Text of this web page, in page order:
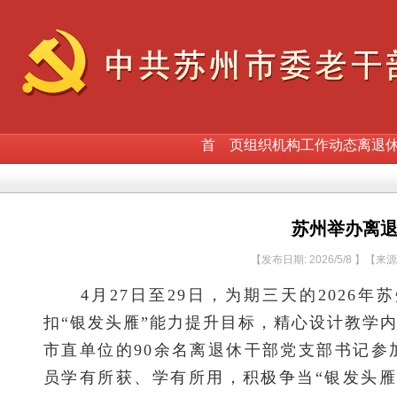
首 页组织机构工作动态离退
苏州举办离
【发布日期: 2026/5/8 】【来
4月27日至29日，为期三天的2026年苏
扣“银发头雁”能力提升目标，精心设计教学
市直单位的90余名离退休干部党支部书记
员学有所获、学有所用，积极争当“银发头